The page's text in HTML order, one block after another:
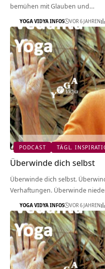
bemühen mit Glauben und…
YOGA VIDYA INFOS VOR 6 JAHREN
PODCAST TÄGL.
Überwinde dich selbst
Überwinde dich selbst.
Verhaftungen. Überwinde
YOGA VIDYA INFOS VOR 6 JAHREN